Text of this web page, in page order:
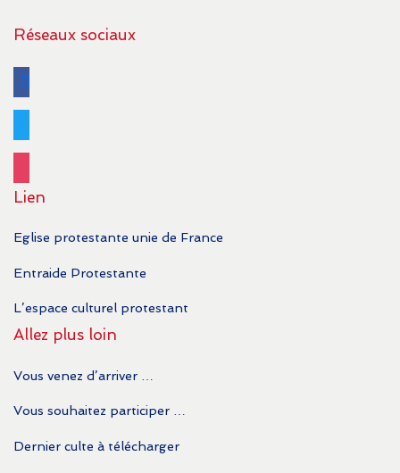
Réseaux sociaux
facebook
Lien
Eglise protestante unie de France
Entraide Protestante
L’espace culturel protestant
Allez plus loin
Vous venez d’arriver …
Vous souhaitez participer …
Dernier culte à télécharger